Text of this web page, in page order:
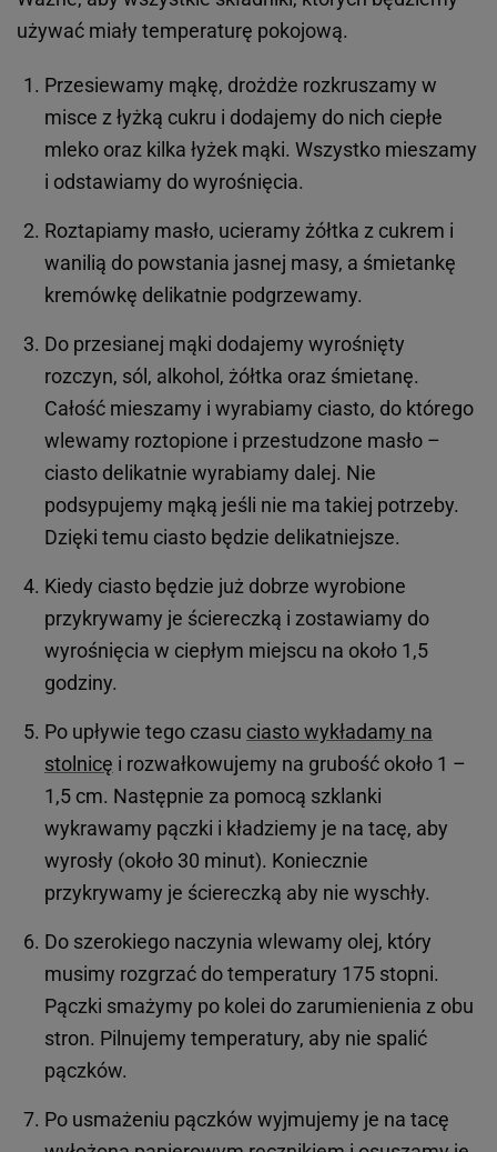
używać miały temperaturę pokojową.
Przesiewamy mąkę, drożdże rozkruszamy w
misce z łyżką cukru i dodajemy do nich ciepłe
mleko oraz kilka łyżek mąki. Wszystko mieszamy
i odstawiamy do wyrośnięcia.
Roztapiamy masło, ucieramy żółtka z cukrem i
wanilią do powstania jasnej masy, a śmietankę
kremówkę delikatnie podgrzewamy.
Do przesianej mąki dodajemy wyrośnięty
rozczyn, sól, alkohol, żółtka oraz śmietanę.
Całość mieszamy i wyrabiamy ciasto, do którego
wlewamy roztopione i przestudzone masło –
ciasto delikatnie wyrabiamy dalej. Nie
podsypujemy mąką jeśli nie ma takiej potrzeby.
Dzięki temu ciasto będzie delikatniejsze.
Kiedy ciasto będzie już dobrze wyrobione
przykrywamy je ściereczką i zostawiamy do
wyrośnięcia w ciepłym miejscu na około 1,5
godziny.
Po upływie tego czasu ciasto wykładamy na
stolnicę i rozwałkowujemy na grubość około 1 –
1,5 cm. Następnie za pomocą szklanki
wykrawamy pączki i kładziemy je na tacę, aby
wyrosły (około 30 minut). Koniecznie
przykrywamy je ściereczką aby nie wyschły.
Do szerokiego naczynia wlewamy olej, który
musimy rozgrzać do temperatury 175 stopni.
Pączki smażymy po kolei do zarumienienia z obu
stron. Pilnujemy temperatury, aby nie spalić
pączków.
Po usmażeniu pączków wyjmujemy je na tacę